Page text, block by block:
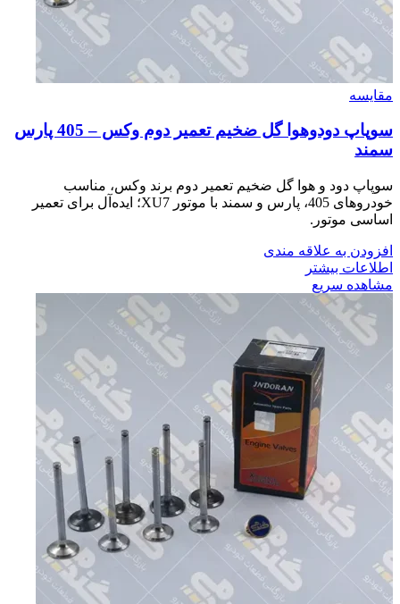
مقایسه
سوپاپ دودوهوا گل ضخيم تعمير دوم وكس – 405 پارس
سمند
سوپاپ دود و هوا گل ضخیم تعمیر دوم برند وکس، مناسب
خودروهای 405، پارس و سمند با موتور XU7؛ ایده‌آل برای تعمیر
اساسی موتور.
افزودن به علاقه مندی
اطلاعات بیشتر
مشاهده سریع